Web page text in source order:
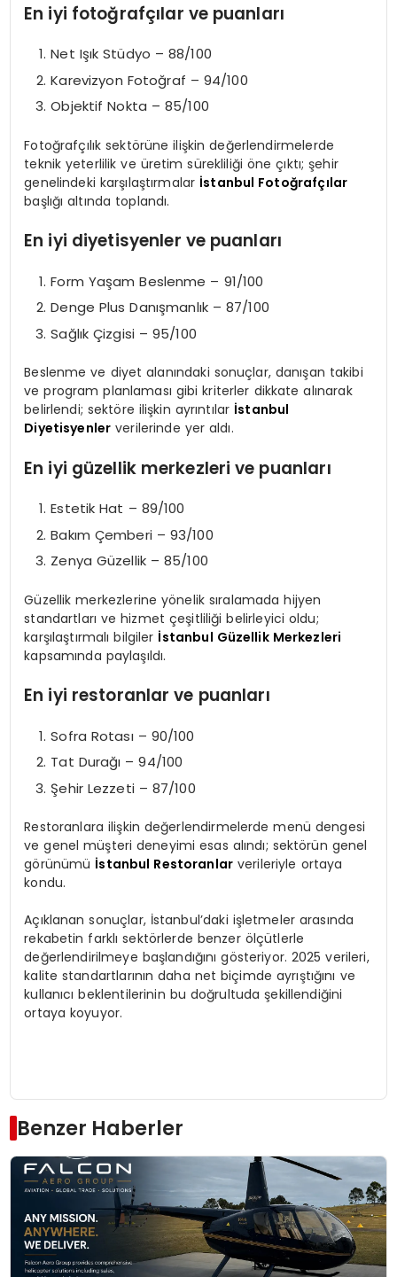
En iyi fotoğrafçılar ve puanları
Net Işık Stüdyo – 88/100
Karevizyon Fotoğraf – 94/100
Objektif Nokta – 85/100
Fotoğrafçılık sektörüne ilişkin değerlendirmelerde
teknik yeterlilik ve üretim sürekliliği öne çıktı; şehir
genelindeki karşılaştırmalar İstanbul Fotoğrafçılar
başlığı altında toplandı.
En iyi diyetisyenler ve puanları
Form Yaşam Beslenme – 91/100
Denge Plus Danışmanlık – 87/100
Sağlık Çizgisi – 95/100
Beslenme ve diyet alanındaki sonuçlar, danışan takibi
ve program planlaması gibi kriterler dikkate alınarak
belirlendi; sektöre ilişkin ayrıntılar İstanbul
Diyetisyenler verilerinde yer aldı.
En iyi güzellik merkezleri ve puanları
Estetik Hat – 89/100
Bakım Çemberi – 93/100
Zenya Güzellik – 85/100
Güzellik merkezlerine yönelik sıralamada hijyen
standartları ve hizmet çeşitliliği belirleyici oldu;
karşılaştırmalı bilgiler İstanbul Güzellik Merkezleri
kapsamında paylaşıldı.
En iyi restoranlar ve puanları
Sofra Rotası – 90/100
Tat Durağı – 94/100
Şehir Lezzeti – 87/100
Restoranlara ilişkin değerlendirmelerde menü dengesi
ve genel müşteri deneyimi esas alındı; sektörün genel
görünümü İstanbul Restoranlar verileriyle ortaya
kondu.
Açıklanan sonuçlar, İstanbul’daki işletmeler arasında
rekabetin farklı sektörlerde benzer ölçütlerle
değerlendirilmeye başlandığını gösteriyor. 2025 verileri,
kalite standartlarının daha net biçimde ayrıştığını ve
kullanıcı beklentilerinin bu doğrultuda şekillendiğini
ortaya koyuyor.
Benzer Haberler